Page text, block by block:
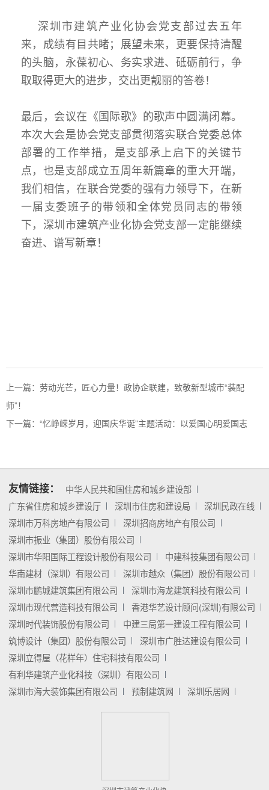
深圳市建筑产业化协会党支部过去五年
来，成绩有目共睹；展望未来，更要保持清醒
的头脑，永葆初心、务实求进、砥砺前行，争
取取得更大的进步，交出更靓丽的答卷！
最后，会议在《国际歌》的歌声中圆满闭幕。
本次大会是协会党支部贯彻落实联合党委总体
部署的工作举措，是支部承上启下的关键节
点，也是支部成立五周年新篇章的重大开端，
我们相信，在联合党委的强有力领导下，在新
一届支委班子的带领和全体党员同志的带领
下，深圳市建筑产业化协会党支部一定能继续
奋进、谱写新章！
上一篇： 劳动光芒，匠心力量！政协企联建，致敬新型城市“装配
师”！
下一篇： “忆峥嵘岁月，迎国庆华诞”主题活动：以爱国心明爱国志
友情链接：
中华人民共和国住房和城乡建设部
广东省住房和城乡建设厅
深圳市住房和建设局
深圳民政在线
深圳市万科房地产有限公司
深圳招商房地产有限公司
深圳市振业（集团）股份有限公司
深圳市华阳国际工程设计股份有限公司
中建科技集团有限公司
华南建材（深圳）有限公司
深圳市越众（集团）股份有限公司
深圳市鹏城建筑集团有限公司
深圳市海龙建筑科技有限公司
深圳市现代营造科技有限公司
香港华艺设计顾问(深圳)有限公司
深圳时代装饰股份有限公司
中建三局第一建设工程有限公司
筑博设计（集团）股份有限公司
深圳市广胜达建设有限公司
深圳立得屋（花样年）住宅科技有限公司
有利华建筑产业化科技（深圳）有限公司
深圳市海大装饰集团有限公司
预制建筑网 深圳乐居网